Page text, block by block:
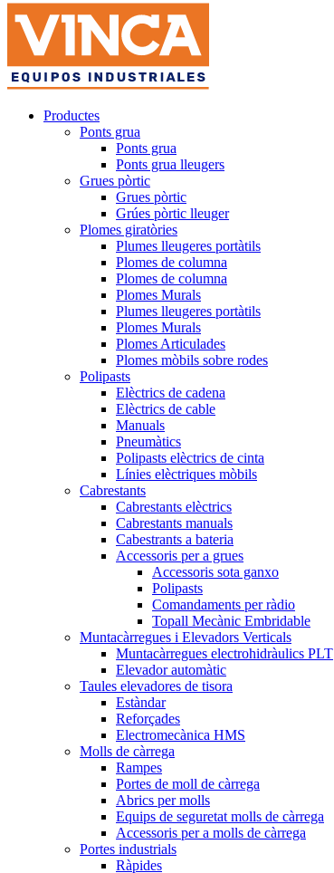
Productes
Ponts grua
Ponts grua
Ponts grua lleugers
Grues pòrtic
Grues pòrtic
Grúes pòrtic lleuger
Plomes giratòries
Plumes lleugeres portàtils
Plomes de columna
Plomes de columna
Plomes Murals
Plumes lleugeres portàtils
Plomes Murals
Plomes Articulades
Plomes mòbils sobre rodes
Polipasts
Elèctrics de cadena
Elèctrics de cable
Manuals
Pneumàtics
Polipasts elèctrics de cinta
Línies elèctriques mòbils
Cabrestants
Cabrestants elèctrics
Cabrestants manuals
Cabestrants a bateria
Accessoris per a grues
Accessoris sota ganxo
Polipasts
Comandaments per ràdio
Topall Mecànic Embridable
Muntacàrregues i Elevadors Verticals
Muntacàrregues electrohidràulics PLT
Elevador automàtic
Taules elevadores de tisora
Estàndar
Reforçades
Electromecànica HMS
Molls de càrrega
Rampes
Portes de moll de càrrega
Abrics per molls
Equips de seguretat molls de càrrega
Accessoris per a molls de càrrega
Portes industrials
Ràpides